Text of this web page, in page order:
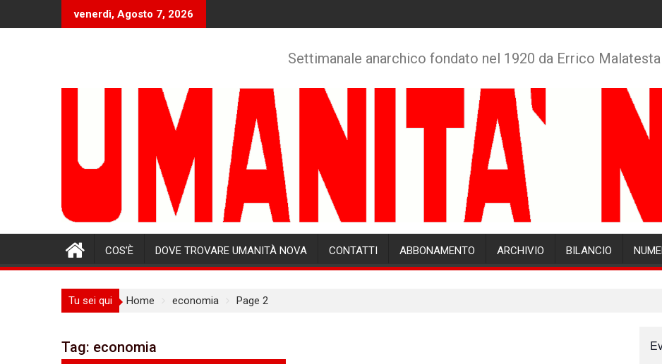
venerdì, Agosto 7, 2026
Settimanale anarchico fondato nel 1920 da Errico Malatesta
COS’È DOVE TROVARE UMANITÀ NOVA CONTATTI ABBONAMENTO ARCHIVIO BILANCIO
Tu sei qui Home economia Page 2
Tag: economia